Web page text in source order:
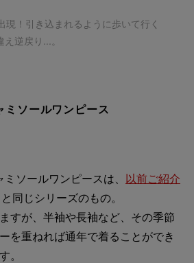
現！引き込まれるように歩いて行く
逆戻り...。
ミソールワンピース
ソールワンピースは、
以前ご紹介
同じシリーズのもの。
すが、半袖や長袖など、その季節
を重ねれば通年で着ることができ
。